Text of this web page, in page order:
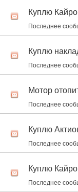
Куплю
Последнее
Куплю
Последнее
Мотор
Последнее
Куплю
Последнее
Куплю
Последнее